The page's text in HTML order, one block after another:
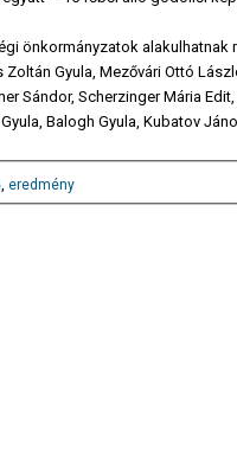
önkormányzatok alakulhatnak
Gyula, Mezővári Ottó
Sándor, Scherzinger Mária
Balogh Gyula, Kubatov
, eredmény